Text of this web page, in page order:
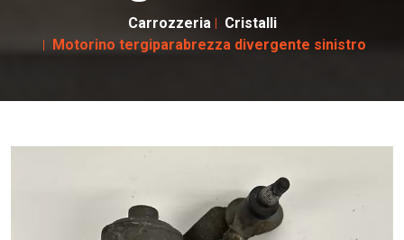
Carrozzeria
Cristalli
Motorino tergiparabrezza divergente sinistro